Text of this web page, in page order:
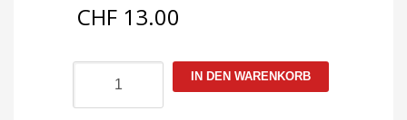
CHF 13.00
cabochon
IN DEN WARENKORB